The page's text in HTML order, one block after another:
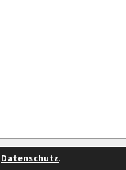
Datenschutz.